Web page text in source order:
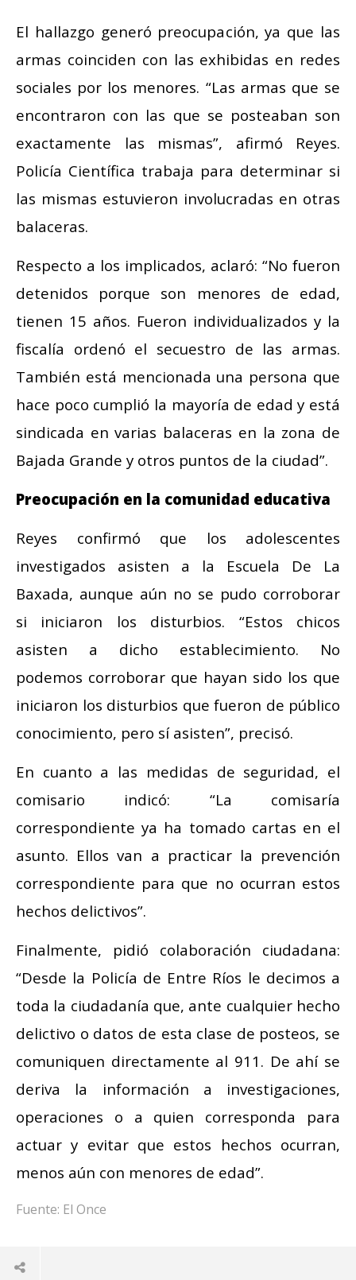
El hallazgo generó preocupación, ya que las
armas coinciden con las exhibidas en redes
sociales por los menores. “Las armas que se
encontraron con las que se posteaban son
exactamente las mismas”, afirmó Reyes.
Policía Científica trabaja para determinar si
las mismas estuvieron involucradas en otras
balaceras.
Respecto a los implicados, aclaró: “No fueron
detenidos porque son menores de edad,
tienen 15 años. Fueron individualizados y la
fiscalía ordenó el secuestro de las armas.
También está mencionada una persona que
hace poco cumplió la mayoría de edad y está
sindicada en varias balaceras en la zona de
Bajada Grande y otros puntos de la ciudad”.
Preocupación en la comunidad educativa
Reyes confirmó que los adolescentes
investigados asisten a la Escuela De La
Baxada, aunque aún no se pudo corroborar
si iniciaron los disturbios. “Estos chicos
asisten a dicho establecimiento. No
podemos corroborar que hayan sido los que
iniciaron los disturbios que fueron de público
conocimiento, pero sí asisten”, precisó.
En cuanto a las medidas de seguridad, el
comisario indicó: “La comisaría
correspondiente ya ha tomado cartas en el
asunto. Ellos van a practicar la prevención
correspondiente para que no ocurran estos
hechos delictivos”.
Finalmente, pidió colaboración ciudadana:
“Desde la Policía de Entre Ríos le decimos a
toda la ciudadanía que, ante cualquier hecho
delictivo o datos de esta clase de posteos, se
comuniquen directamente al 911. De ahí se
deriva la información a investigaciones,
operaciones o a quien corresponda para
actuar y evitar que estos hechos ocurran,
menos aún con menores de edad”.
Fuente: El Once